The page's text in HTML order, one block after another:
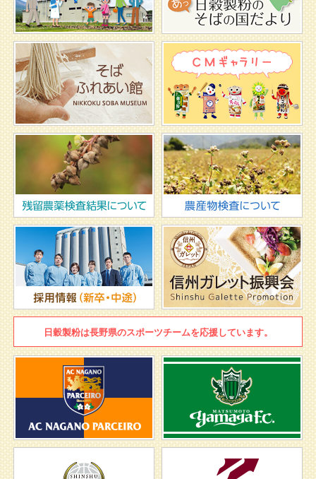
日穀製粉は長野県のスポーツチームを応援しています。